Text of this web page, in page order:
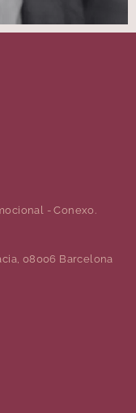
- Conexo.
08006 Barcelona